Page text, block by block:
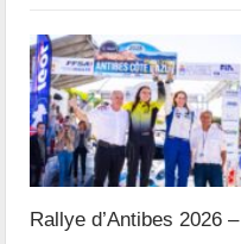
Rallye d’Antibes 2026 –